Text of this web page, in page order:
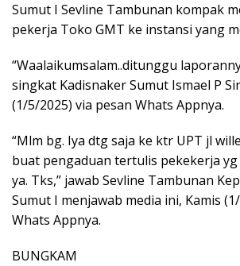
Sumut I Sevline Tambunan kompak
pekerja Toko GMT ke instansi yang
“Waalaikumsalam..ditunggu
singkat Kadisnaker Sumut Ismael P
(1/5/2025) via pesan Whats Appnya.
“Mlm bg. Iya dtg saja ke ktr UPT jl
buat pengaduan tertulis pekekerja
ya. Tks,” jawab Sevline Tambunan
Sumut I menjawab media ini, Kamis
Whats Appnya.
BUNGKAM